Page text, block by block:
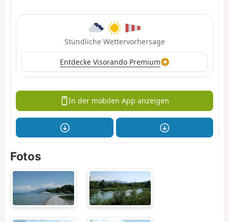
Stündliche Wettervorhersage
Entdecke Visorando Premium
In der mobilen App anzeigen
Fotos